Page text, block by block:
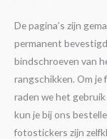
De pagina’s zijn
permanent
bindschroeven van
rangschikken. Om je
raden we het
kun je bij ons
fotostickers zijn